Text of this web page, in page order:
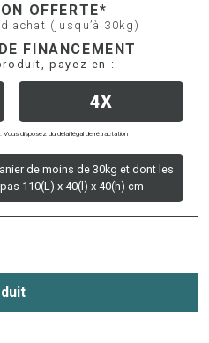
OFFERTE*
(jusqu’à 30kg)
FINANCEMENT
payez en :
4X
Vous disposez du délai légal de rétractation
de moins de 30kg et dont les
110(L) x 40(l) x 40(h) cm